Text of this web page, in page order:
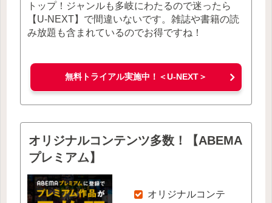
トップ！ジャンルも多岐にわたるので迷ったら
【U-NEXT】で間違いないです。雑誌や書籍の読
み放題も含まれているのでお得ですね！
無料トライアル実施中！＜U-NEXT＞
オリジナルコンテンツ多数！【ABEMA
プレミアム】
オリジナルコンテ